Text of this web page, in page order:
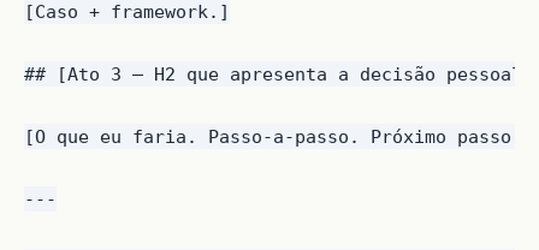
[Caso + framework.]
## [Ato 3 — H2 que apresenta a decisão pessoal]
[O que eu faria. Passo-a-passo. Próximo passo.]
---